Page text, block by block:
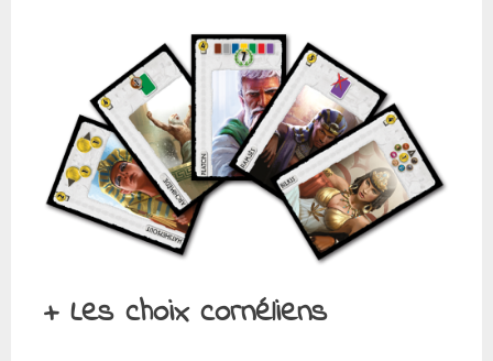
+ Les choix cornéliens